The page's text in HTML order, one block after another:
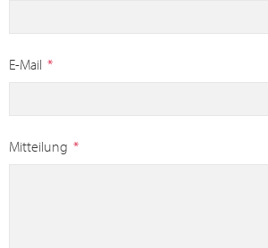
E-Mail *
Mitteilung *